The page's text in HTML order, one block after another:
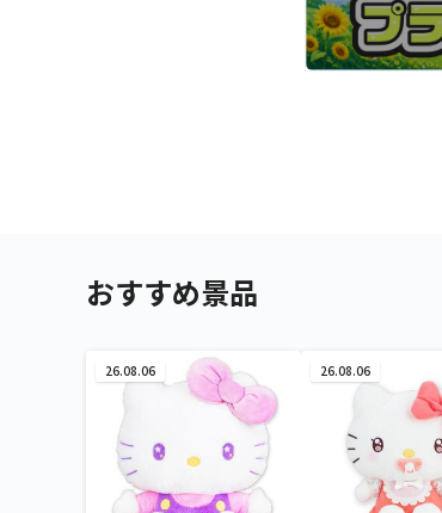
おすすめ景品
26.08.06 26.08.06